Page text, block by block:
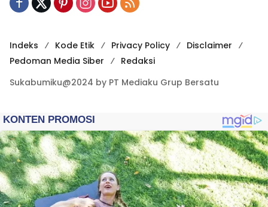
Indeks Kode Etik Privacy Policy
Disclaimer
Pedoman Media Siber
Redaksi
Sukabumiku@2024 by PT Mediaku Grup Bersatu